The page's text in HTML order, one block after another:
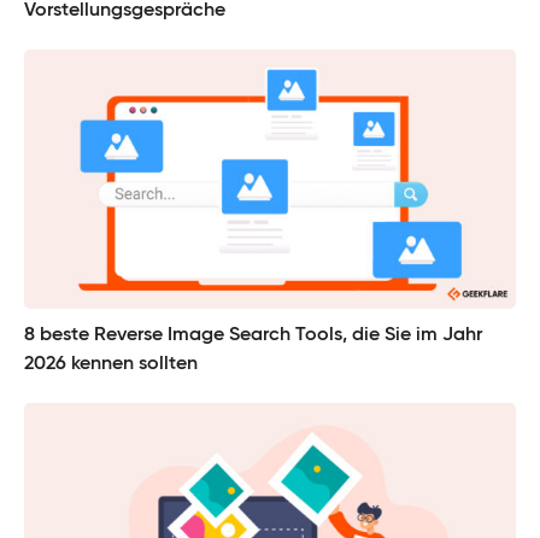
Vorstellungsgespräche
8 beste Reverse Image Search Tools, die Sie im Jahr
2026 kennen sollten